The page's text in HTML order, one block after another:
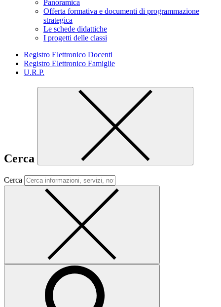
Panoramica
Offerta formativa e documenti di programmazione
strategica
Le schede didattiche
I progetti delle classi
Registro Elettronico Docenti
Registro Elettronico Famiglie
U.R.P.
Cerca
Cerca